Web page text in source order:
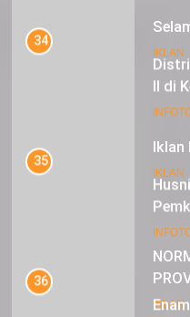
IKLAN
IKLAN
IKLAN
34
II di
35
36